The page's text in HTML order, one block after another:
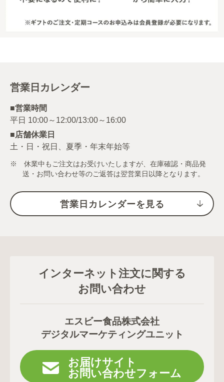
営業日カレンダー
■営業時間
■店舗休業日
土・日・祝日、夏季・年末年始等
※ 休業中もご注文はお受けいたしますが、在庫確認・商品発
送・お問い合わせ等のご返答は翌営業日以降となります。
営業日カレンダーを見る
インターネット注文に関する
お問い合わせ
エスビー食品株式会社
デジタルマーケティングユニット
お届けサイト
お問い合わせフォーム